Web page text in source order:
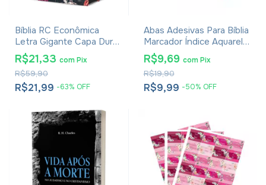
Bíblia RC Econômica
Letra Gigante Capa Dura
Com Harpa E Corinhos
Flores Pink
R$21,99 -63% OFF
R$59,90
R$21,33 comPix
Abas Adesivas Para Bíblia
Marcador Índice Aquarela
Pacote Com 3
R$9,99 -50% OFF
R$19,90
R$9,69 com Pix